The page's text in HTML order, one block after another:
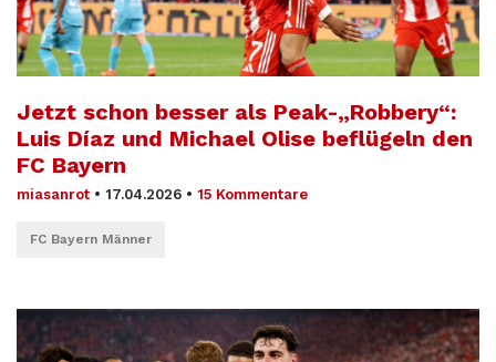
Jetzt schon besser als Peak-„Robbery“:
Luis Díaz und Michael Olise beflügeln den
FC Bayern
miasanrot • 17.04.2026 • 15 Kommentare
FC Bayern Männer